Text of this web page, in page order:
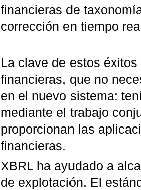
financieras de
corrección en tiempo
La clave de estos
financieras, que no
en el nuevo sistema:
mediante el trabajo
proporcionan las
financieras.
XBRL ha ayudado a
de explotación. El